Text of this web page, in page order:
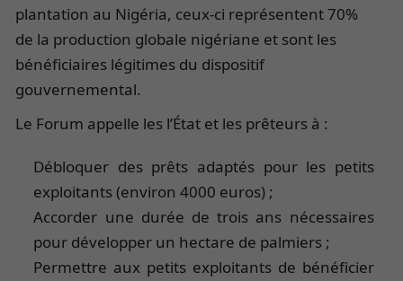
plantation au Nigéria, ceux-ci représentent 70%
de la production globale nigériane et sont les
bénéficiaires légitimes du dispositif
gouvernemental.
Le Forum appelle les l’État et les prêteurs à :
Débloquer des prêts adaptés pour les petits
exploitants (environ 4000 euros) ;
Accorder une durée de trois ans nécessaires
pour développer un hectare de palmiers ;
Permettre aux petits exploitants de bénéficier